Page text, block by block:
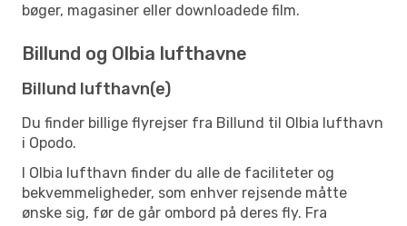
bøger, magasiner eller downloadede film.
Billund og Olbia lufthavne
Billund lufthavn(e)
Du finder billige flyrejser fra Billund til Olbia lufthavn
i Opodo.
I Olbia lufthavn finder du alle de faciliteter og
bekvemmeligheder, som enhver rejsende måtte
ønske sig, før de går ombord på deres fly. Fra